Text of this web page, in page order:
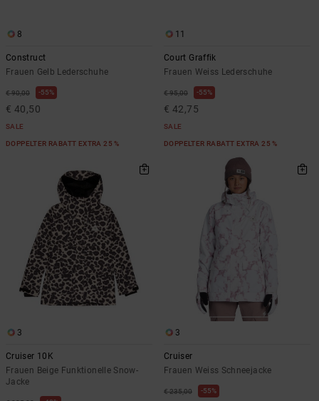
8
Construct
Frauen Gelb Lederschuhe
€ 90,00 55%
€ 40,50
SALE
DOPPELTER RABATT EXTRA 25 %
11
Court Graffik
Frauen Weiss Lederschuhe
€ 95,00 55%
€ 42,75
SALE
DOPPELTER RABATT EXTRA 25 %
3
Cruiser 10K
Frauen Beige Funktionelle Snow-
Jacke
3
Cruiser
Frauen Weiss Schneejacke
€ 235,00 55%